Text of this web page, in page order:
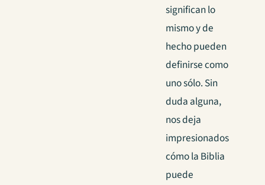
significan lo
mismo y de
hecho pueden
definirse como
uno sólo. Sin
duda alguna,
nos deja
impresionados
cómo la Biblia
puede